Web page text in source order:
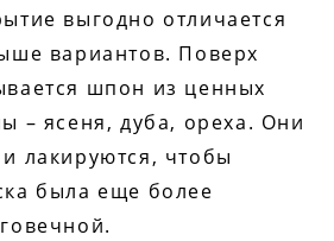
выгодно отличается
вариантов. Поверх
шпон из ценных
– ясеня, дуба, ореха. Они
лакируются, чтобы
была еще более